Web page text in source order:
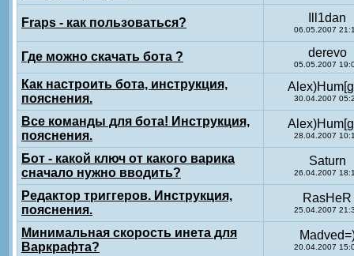
Fraps - как пользоваться? Ill1dan
06.05.2007
Где можно скачать бота ? derevo
05.05.2007
Как настроить бота, инструкция,
пояснения.
30.04.2007
Все команды для бота! Инструкция,
пояснения.
28.04.2007
Бот - какой ключ от какого варика
сначало нужно вводить?
Saturn
26.04.2007
Редактор триггеров. Инструкция,
пояснения.
RasHeR
25.04.2007
Минимальная скорость инета для
Варкрафта?
20.04.2007